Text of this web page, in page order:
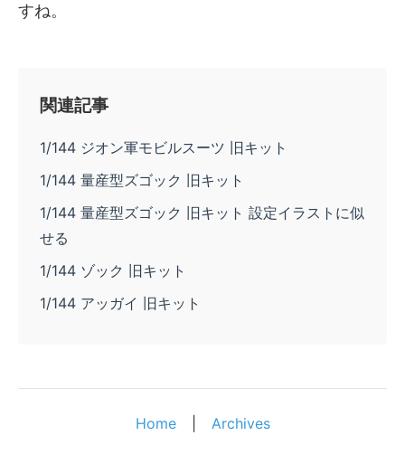
すね。
関連記事
1/144 ジオン軍モビルスーツ 旧キット
1/144 量産型ズゴック 旧キット
1/144 量産型ズゴック 旧キット 設定イラストに似
せる
1/144 ゾック 旧キット
1/144 アッガイ 旧キット
Home Archives